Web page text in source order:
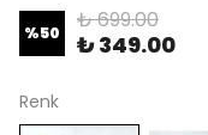
%50 ₺ 699.00
₺ 349.00
Renk